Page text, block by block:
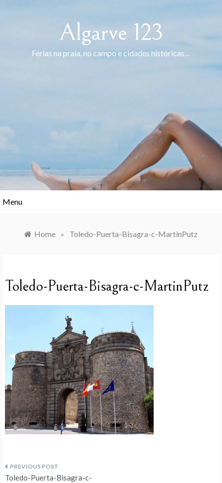
Algarve 123
Férias na praia, no campo e cidades históricas…
Menu
Home » Toledo-Puerta-Bisagra-c-MartinPutz
Toledo-Puerta-Bisagra-c-MartinPutz
Navegação
Toledo-Puerta-Bisagra-c-